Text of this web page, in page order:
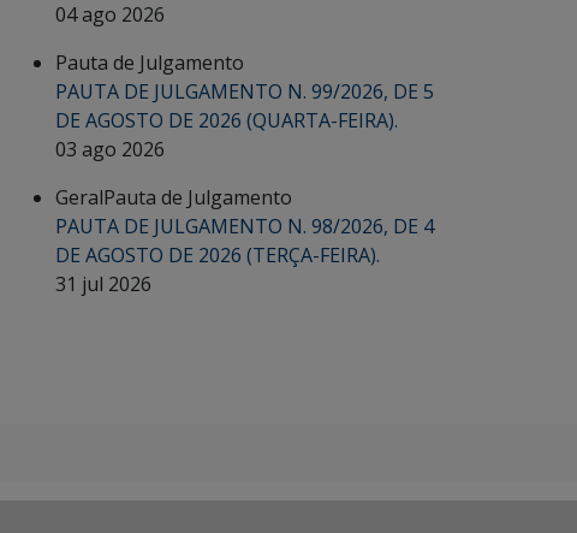
04 ago 2026
Pauta de Julgamento
PAUTA DE JULGAMENTO N. 99/2026, DE 5
DE AGOSTO DE 2026 (QUARTA-FEIRA).
03 ago 2026
GeralPauta de Julgamento
PAUTA DE JULGAMENTO N. 98/2026, DE 4
DE AGOSTO DE 2026 (TERÇA-FEIRA).
31 jul 2026